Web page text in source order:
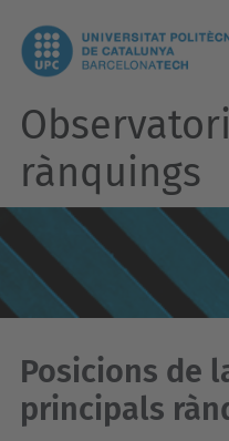
rànquings
Posicions de
principals